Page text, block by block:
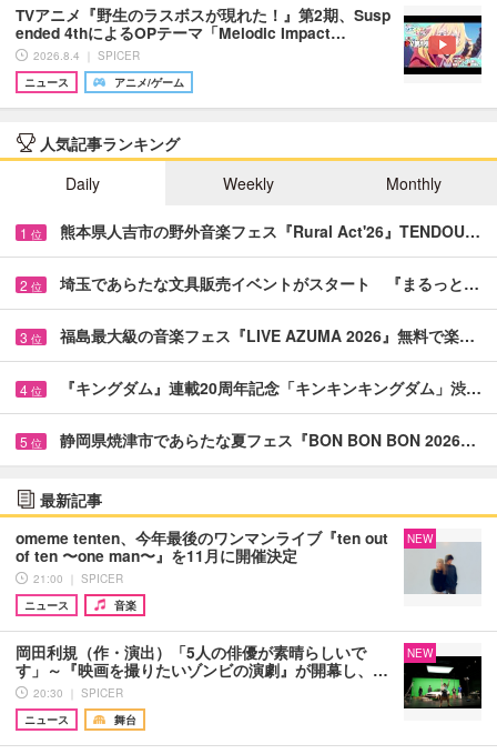
TVアニメ『野生のラスボスが現れた！』第2期、Susp
ended 4thによるOPテーマ「Melodic Impact…
2026.8.4 ｜ SPICER
ニュース
アニメ/ゲーム
人気記事ランキング
Daily
Weekly Monthly
1 位 熊本県人吉市の野外音楽フェス『Rural Act'26』TENDOU…
2 位 埼玉であらたな文具販売イベントがスタート 『まるっと…
3 位 福島最大級の音楽フェス『LIVE AZUMA 2026』無料で楽…
4 位 『キングダム』連載20周年記念「キンキンキングダム」渋…
5 位 静岡県焼津市であらたな夏フェス『BON BON BON 2026…
最新記事
omeme tenten、今年最後のワンマンライブ『ten out
of ten 〜one man〜』を11月に開催決定
21:00 ｜ SPICER
ニュース
音楽
NEW
岡田利規（作・演出）「5人の俳優が素晴らしいで
す」～『映画を撮りたいゾンビの演劇』が開幕し、…
20:30 ｜ SPICER
ニュース
舞台
NEW